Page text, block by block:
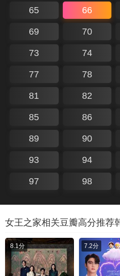
65 66
69 70
73 74
77 78
81 82
85 86
89 90
93 94
97 98
女王之家相关豆瓣高分推荐
8.1分 7.2分